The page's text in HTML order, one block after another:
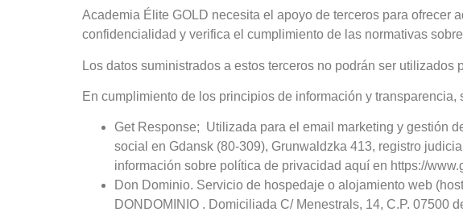
Academia Élite GOLD necesita el apoyo de terceros para ofrecer
confidencialidad y verifica el cumplimiento de las normativas
Los datos suministrados a estos terceros no podrán ser
En cumplimiento de los principios de información y transparencia,
Get Response; Utilizada para el email marketing y gestión
social en Gdansk (80-309), Grunwaldzka 413, registro
información sobre política de privacidad aquí en https://
Don Dominio. Servicio de hospedaje o alojamiento web
DONDOMINIO . Domiciliada C/ Menestrals, 14, C.P. 07500